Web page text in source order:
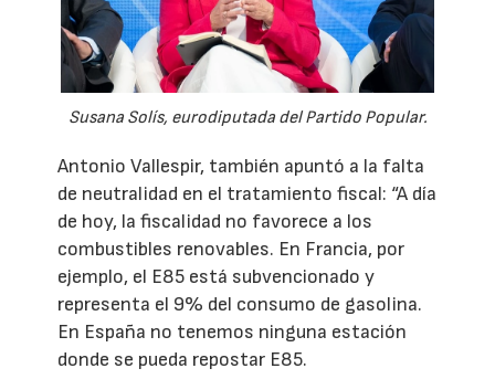
Susana Solís, eurodiputada del Partido Popular.
Antonio Vallespir, también apuntó a la falta
de neutralidad en el tratamiento fiscal: “A día
de hoy, la fiscalidad no favorece a los
combustibles renovables. En Francia, por
ejemplo, el E85 está subvencionado y
representa el 9% del consumo de gasolina.
En España no tenemos ninguna estación
donde se pueda repostar E85.